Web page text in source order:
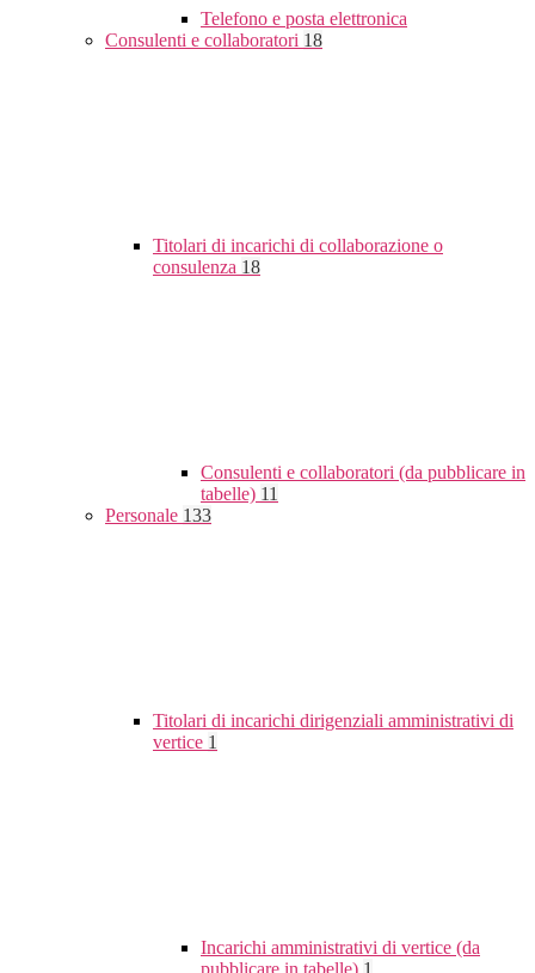
Telefono e posta elettronica
Consulenti e collaboratori 18
Titolari di incarichi di collaborazione o
consulenza 18
Consulenti e collaboratori (da pubblicare in
tabelle) 11
Personale 133
Titolari di incarichi dirigenziali amministrativi di
vertice 1
Incarichi amministrativi di vertice (da